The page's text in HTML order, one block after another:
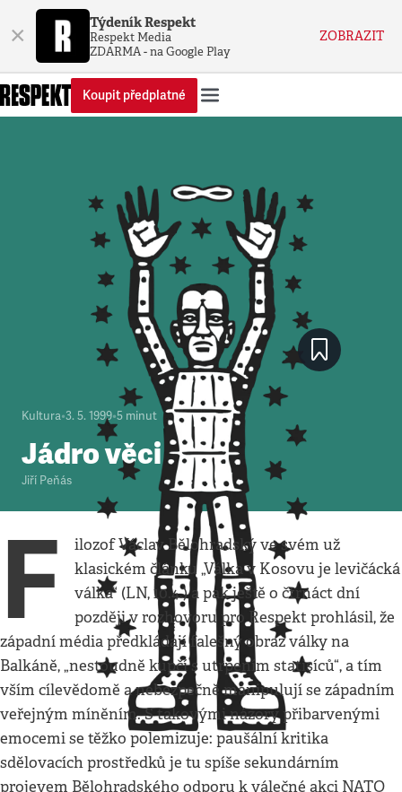
× Týdeník Respekt
Respekt Media
ZDARMA - na Google Play
ZOBRAZIT
Koupit předplatné
Kultura•3. 5. 1999•5 minut
Jádro věci
Jiří Peňás
F
ilozof Václav Bělohradský ve svém už
klasickém článku „Válka v Kosovu je levičácká
válka“ (LN, 10.4.) a pak ještě o čtrnáct dní
později v rozhovoru pro Respekt prohlásil, že
západní média předkládají falešný obraz války na
Balkáně, „nestoudně kupčí s utrpením statisíců“, a tím
vším cílevědomě a nebezpečně manipulují se západním
veřejným míněním. S takovými názory přibarvenými
emocemi se těžko polemizuje: paušální kritika
sdělovacích prostředků je tu spíše sekundárním
projevem Bělohradského odporu k válečné akci NATO